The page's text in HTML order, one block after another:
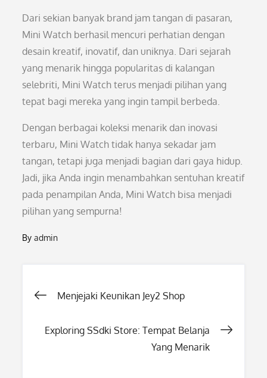
Dari sekian banyak brand jam tangan di pasaran,
Mini Watch berhasil mencuri perhatian dengan
desain kreatif, inovatif, dan uniknya. Dari sejarah
yang menarik hingga popularitas di kalangan
selebriti, Mini Watch terus menjadi pilihan yang
tepat bagi mereka yang ingin tampil berbeda.
Dengan berbagai koleksi menarik dan inovasi
terbaru, Mini Watch tidak hanya sekadar jam
tangan, tetapi juga menjadi bagian dari gaya hidup.
Jadi, jika Anda ingin menambahkan sentuhan kreatif
pada penampilan Anda, Mini Watch bisa menjadi
pilihan yang sempurna!
Byadmin
Post
navigation
Menjejaki Keunikan Jey2 Shop
Exploring SSdki Store: Tempat Belanja
Yang Menarik